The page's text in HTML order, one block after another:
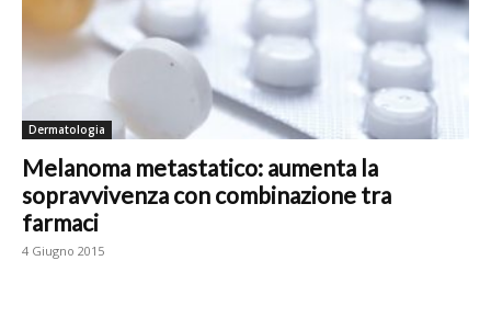
Dermatologia
Melanoma metastatico: aumenta la
sopravvivenza con combinazione tra
farmaci
4 Giugno 2015